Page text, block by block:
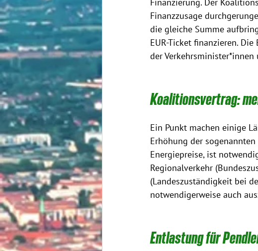
Finanzierung. Der
Finanzzusage
die gleiche Summe
EUR-Ticket finanzieren.
der
Koalitionsvertrag:
Ein Punkt machen einige
Erhöhung der
Energiepreise, ist
Regionalverkehr
(Landeszuständigkeit bei
notwendigerweise auch
Entlastung für